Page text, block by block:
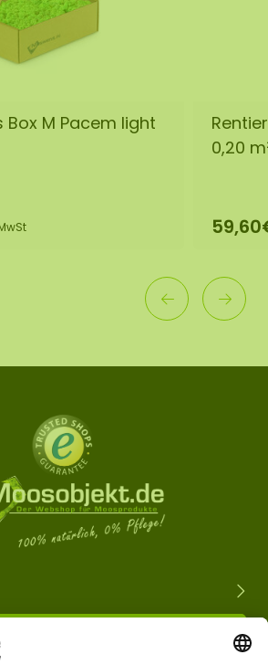
Box M Pacem light
0,20